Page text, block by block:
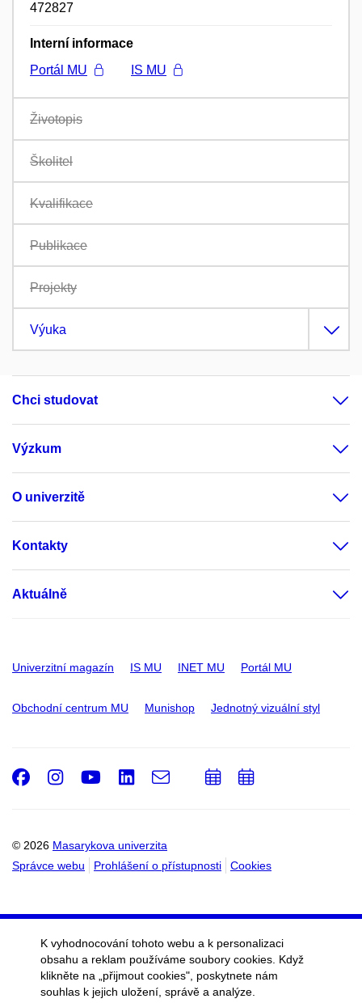
472827
Interní informace
Portál MU
IS MU
Životopis
Školitel
Kvalifikace
Publikace
Projekty
Výuka
Chci studovat
Výzkum
O univerzitě
Kontakty
Aktuálně
Univerzitní magazín IS MU INET MU Portál MU
Obchodní centrum MU Munishop Jednotný vizuální styl
© 2026 Masarykova univerzita
Správce webu
Prohlášení o přístupnosti Cookies
Facebook
Instagram
Youtube
LinkedIn
e-
PřidatPřidat
K vyhodnocování tohoto webu a k personalizaci
obsahu a reklam používáme soubory cookies. Když
klikněte na „přijmout cookies", poskytnete nám
souhlas k jejich uložení, správě a analýze.